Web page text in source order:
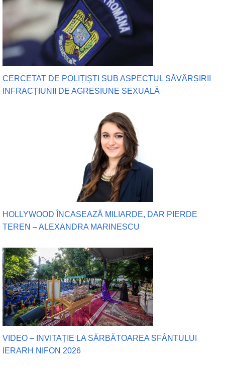
CERCETAT DE POLIȚIȘTI SUB ASPECTUL SĂVÂRȘIRII
INFRACȚIUNII DE AGRESIUNE SEXUALĂ
HOLLYWOOD ÎNCASEAZĂ MILIARDE, DAR PIERDE
TEREN – ALEXANDRA MARINESCU
VIDEO – INVITAȚIE LA SĂRBĂTOAREA SFÂNTULUI
IERARH NIFON 2026